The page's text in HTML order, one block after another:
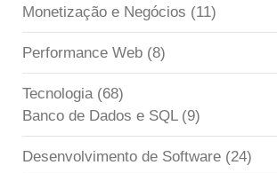
Monetização e Negócios (11)
Performance Web (8)
Tecnologia(68)
Banco de Dados e SQL(9)
Desenvolvimento de Software (24)